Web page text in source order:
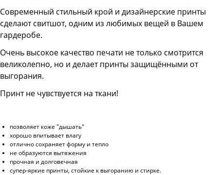
Современный стильный крой и дизайнерские принты
сделают свитшот, одним из любимых вещей в Вашем
гардеробе.
Очень высокое качество печати не только смотрится
великолепно, но и делает принты защищёнными от
выгорания.
Принт не чувствуется на ткани!
позволяет коже "дышать"
хорошо впитывает влагу
отлично сохраняет форму и тепло
не образуются вытяжения
прочная и долговечная
супер-яркие принты, стойкие к выгоранию и стирке.